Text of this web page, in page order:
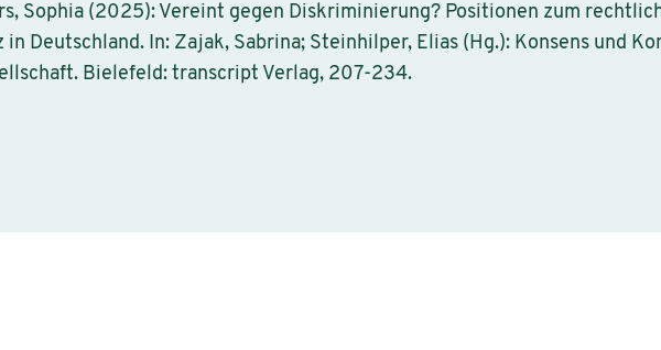
Sophia (2025): Vereint gegen Diskriminierung? Positionen zum
Deutschland. In: Zajak, Sabrina; Steinhilper, Elias (Hg.): Konsens und
Bielefeld: transcript Verlag, 207-234.